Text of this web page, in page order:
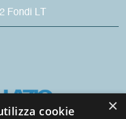
Fondi LT
×
cookie